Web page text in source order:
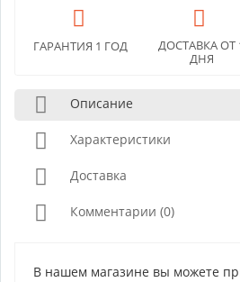
ГАРАНТИЯ 1 ГОД
ДОСТАВКА ОТ
ДНЯ
Описание
Характеристики
Доставка
Комментарии (0)
В нашем магазине вы можете